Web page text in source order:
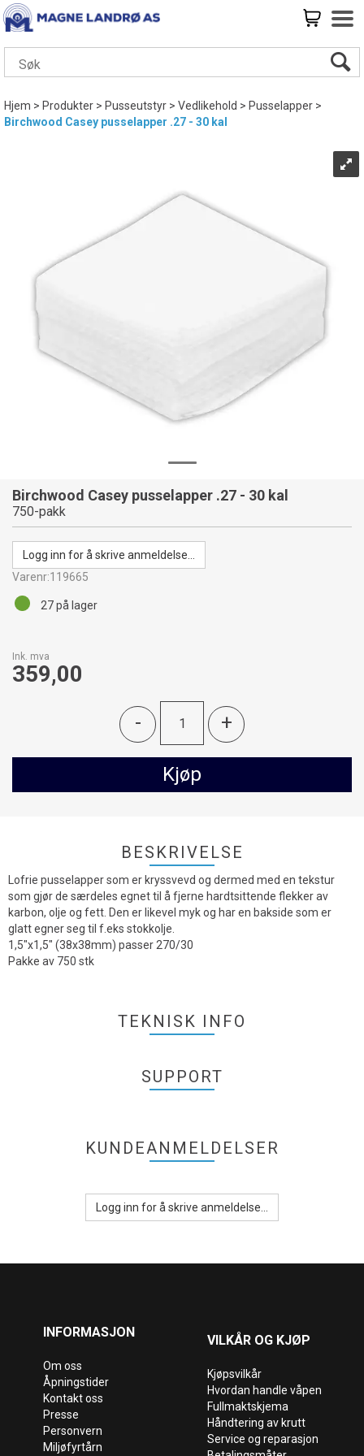
Hjem>Produkter>Pusseutstyr>Vedlikehold>Pusselapper>
Birchwood Casey pusselapper .27 - 30 kal
Birchwood Casey pusselapper .27 - 30 kal
750-pakk
Logg inn for å skrive anmeldelse...
Varenr:119665
Ink. mva
359,00
- +
Kjøp
27på lager
BESKRIVELSE
Lofrie pusselapper som er kryssvevd og dermed med en tekstur
som gjør de særdeles egnet til å fjerne hardtsittende flekker av
karbon, olje og fett. Den er likevel myk og har en bakside som er
glatt egner seg til f.eks stokkolje.
1,5"x1,5" (38x38mm) passer 270/30
Pakke av 750 stk
TEKNISK INFO
SUPPORT
KUNDEANMELDELSER
Logg inn for å skrive anmeldelse...
INFORMASJON
Om oss
Åpningstider
Kontakt oss
Presse
Personvern
Miljøfyrtårn
VILKÅR OG KJØP
Kjøpsvilkår
Hvordan handle våpen
Fullmaktskjema
Håndtering av krutt
Service og reparasjon